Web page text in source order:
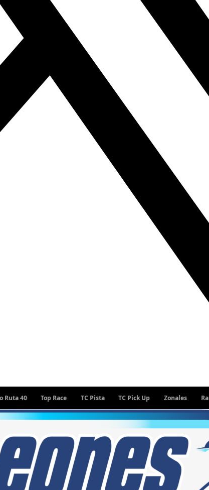
Top Race TC Pista TC Pick Up Zonales Rally